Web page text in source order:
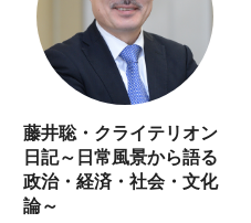
藤井聡・クライテリオン
日記～日常風景から語る
政治・経済・社会・文化
論～